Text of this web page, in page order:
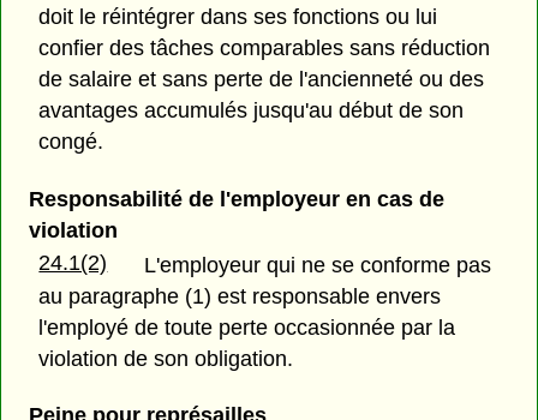
doit le réintégrer dans ses fonctions ou lui
confier des tâches comparables sans réduction
de salaire et sans perte de l'ancienneté ou des
avantages accumulés jusqu'au début de son
congé.
Responsabilité de l'employeur en cas de
violation
24.1(2)
L'employeur qui ne se conforme pas
au paragraphe (1) est responsable envers
l'employé de toute perte occasionnée par la
violation de son obligation.
Peine pour représailles